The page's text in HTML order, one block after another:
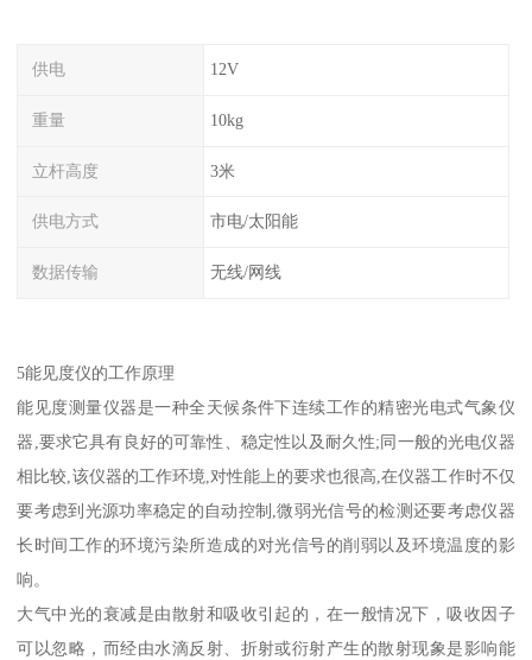
供电 12V
重量 10kg
立杆高度 3米
供电方式 市电/太阳能
数据传输 无线/网线
5能见度仪的工作原理
能见度测量仪器是一种全天候条件下连续工作的精密光电式气象仪
器,要求它具有良好的可靠性、稳定性以及耐久性;同一般的光电仪器
相比较,该仪器的工作环境,对性能上的要求也很高,在仪器工作时不仅
要考虑到光源功率稳定的自动控制,微弱光信号的检测还要考虑仪器
长时间工作的环境污染所造成的对光信号的削弱以及环境温度的影
响。
大气中光的衰减是由散射和吸收引起的，在一般情况下，吸收因子
可以忽略，而经由水滴反射、折射或衍射产生的散射现象是影响能